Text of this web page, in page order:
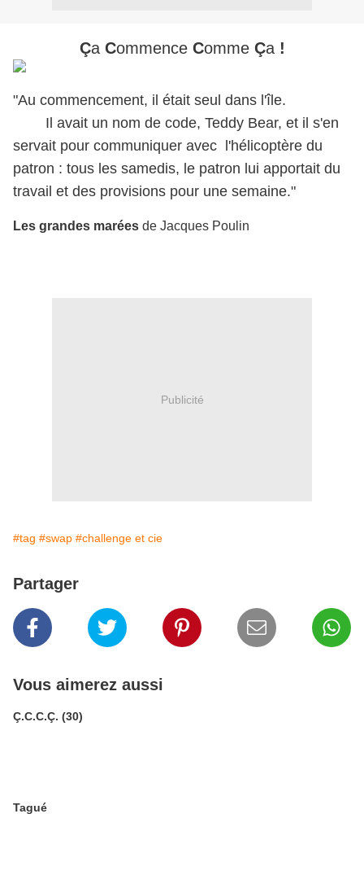
ÇaCommenceCommeÇa!
"Au commencement, il était seul dans l'île.
Il avait un nom de code, Teddy Bear, et il s'en
servait pour communiquer avec l'hélicoptère du
patron : tous les samedis, le patron lui apportait du
travail et des provisions pour une semaine."
Les grandes marées de Jacques Poulin
Publicité
#tag #swap #challenge et cie
Partager
Vous aimerez aussi
Ç.C.C.Ç. (30)
Tagué